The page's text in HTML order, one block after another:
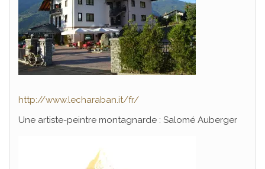
http://www.lecharaban.it/fr/
Une artiste-peintre montagnarde : Salomé Auberger